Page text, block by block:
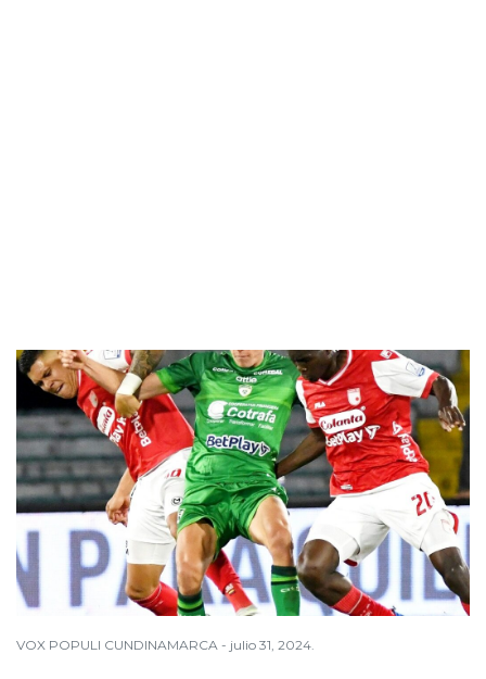
VOX POPULI CUNDINAMARCA - julio 31, 2024.